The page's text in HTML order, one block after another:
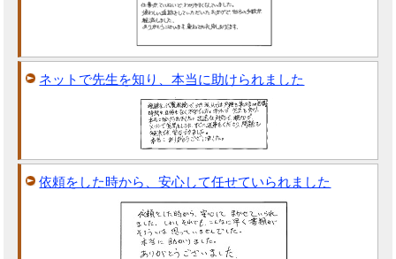
ネットで先生を知り、本当に助けられました
依頼をした時から、安心して任せていられました